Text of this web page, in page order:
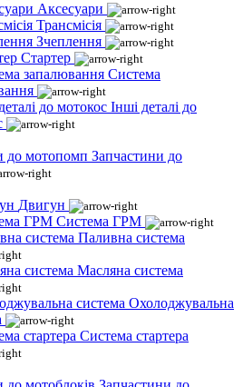
Аксесуари
Трансмісія
Зчеплення
Стартер
Система
Інші деталі до
Запчастини до
Двигун
Система ГРМ
Паливна система
Масляна система
Охолоджувальна
Система стартера